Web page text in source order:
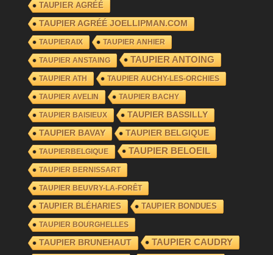
TAUPIER AGRÉÉ
TAUPIER AGRÉÉ JOELLIPMAN.COM
TAUPIERAIX TAUPIER ANHIER
TAUPIER ANSTAING TAUPIER ANTOING
TAUPIER ATH TAUPIER AUCHY-LES-ORCHIES
TAUPIER AVELIN TAUPIER BACHY
TAUPIER BAISIEUX
TAUPIER BASSILLY
TAUPIER BAVAY
TAUPIER BELGIQUE
TAUPIERBELGIQUE TAUPIER BELOEIL
TAUPIER BERNISSART
TAUPIER BEUVRY-LA-FORÊT
TAUPIER BLÉHARIES TAUPIER BONDUES
TAUPIER BOURGHELLES
TAUPIER BRUNEHAUT
TAUPIER CAUDRY